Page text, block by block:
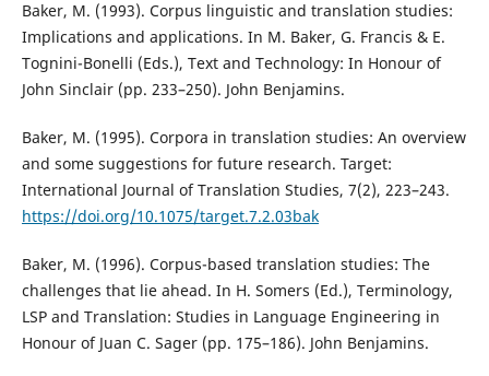
Baker, M. (1993). Corpus linguistic and translation studies:
Implications and applications. In M. Baker, G. Francis & E.
Tognini-Bonelli (Eds.), Text and Technology: In Honour of
John Sinclair (pp. 233–250). John Benjamins.
Baker, M. (1995). Corpora in translation studies: An overview
and some suggestions for future research. Target:
International Journal of Translation Studies, 7(2), 223–243.
https://doi.org/10.1075/target.7.2.03bak
Baker, M. (1996). Corpus-based translation studies: The
challenges that lie ahead. In H. Somers (Ed.), Terminology,
LSP and Translation: Studies in Language Engineering in
Honour of Juan C. Sager (pp. 175–186). John Benjamins.